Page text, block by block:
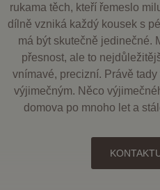
rukama těch, kteří řemeslo
dílně vzniká každý kousek s
má být skutečně jedinečné.
přesnost, ale to
vnímavé, precizní. Právě
výjimečným. Něco
domova po mnoho let a